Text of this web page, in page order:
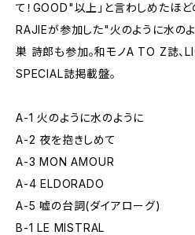
て！GOOD"以上」と言わしめたほど
RAJIEが参加した"火のように水の
巣 詩郎も参加。和モノA TO Z誌、
SPECIAL誌掲載盤。
A-1 火のように水のように
A-2 夜を抱きしめて
A-3 MON AMOUR
A-4 ELDORADO
A-5 嘘の台詞(ダイアローグ)
B-1 LE MISTRAL